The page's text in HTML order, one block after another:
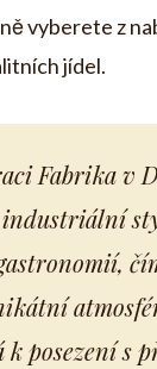
vyberete z
jídel.
Fabrika v
industriální
k posezení s